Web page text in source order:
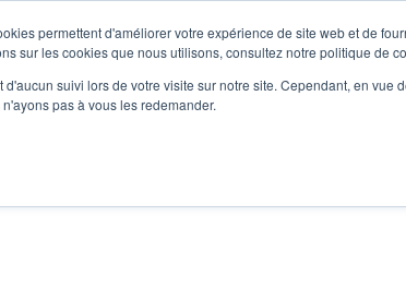
permettent d'améliorer votre expérience de site web et de
sur les cookies que nous utilisons, consultez notre politique de
suivi lors de votre visite sur notre site. Cependant, en vue
pas à vous les redemander.
L'infolettre